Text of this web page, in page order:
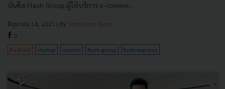
นั่นคือ Flash Group ผู้ให้บริการ e-comme...
มิถุนายน 14, 2021 | By Techsauce Team
0
Podcast startup unicorn flash-group flash-express